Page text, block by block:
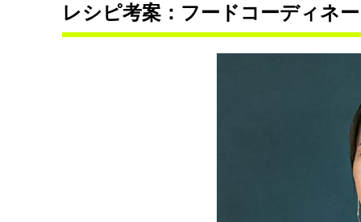
レシピ考案：フードコーディネ